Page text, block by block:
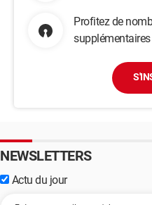
Profitez de
NEWSLETTERS
Actu du jour